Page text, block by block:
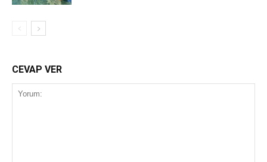
CEVAP VER